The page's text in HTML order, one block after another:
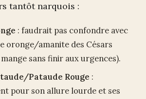
tantôt narquois :
: faudrait pas confondre avec
oronge/amanite des Césars
sans finir aux urgences).
Pataude Rouge :
pour son allure lourde et ses